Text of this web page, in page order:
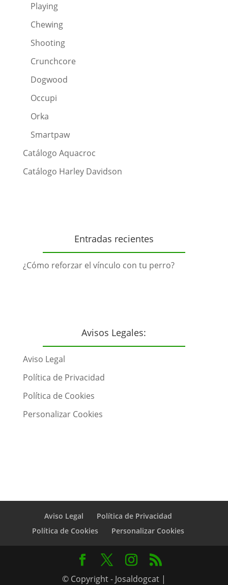
Playing
Chewing
Shooting
Crunchcore
Dogwood
Occupi
Orka
Smartpaw
Catálogo Aquacroc
Catálogo Harley Davidson
Entradas recientes
¿Cómo reforzar el vínculo con tu perro?
Avisos Legales:
Aviso Legal
Política de Privacidad
Política de Cookies
Personalizar Cookies
Aviso Legal
Política de Privacidad
Política de Cookies
Personalizar Cookies
© Copyright - Josaldogcat |